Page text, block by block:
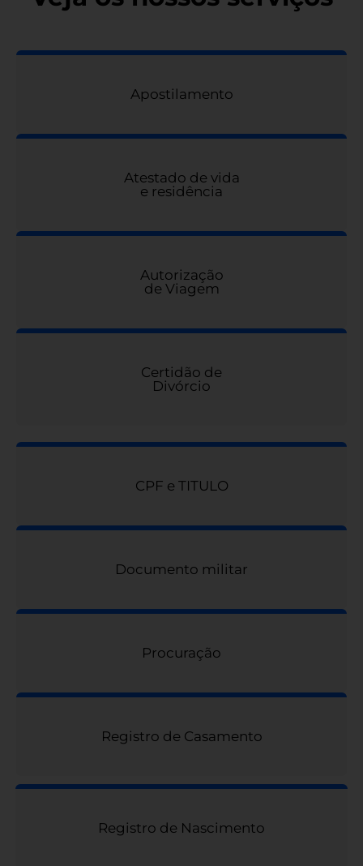
Apostilamento
Atestado de vida
e residência
Autorização
de Viagem
Certidão de
Divórcio
CPF e TITULO
Documento militar
Procuração
Registro de Casamento
Registro de Nascimento